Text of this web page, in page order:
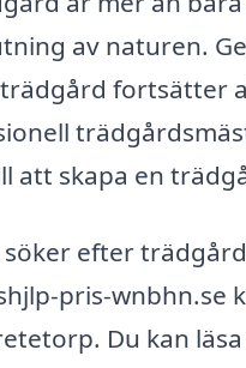
av naturen.
fortsätter
att skapa en
söker efter
pris-wnbhn.se
Du kan